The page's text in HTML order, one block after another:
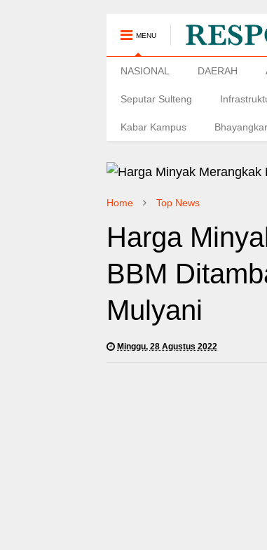
MENU
NASIONAL DAERAH
Seputar Sulteng
Kabar Kampus
Home Top News
Harga
BBM
Mulyani
Minggu, 28 Agustus 2022